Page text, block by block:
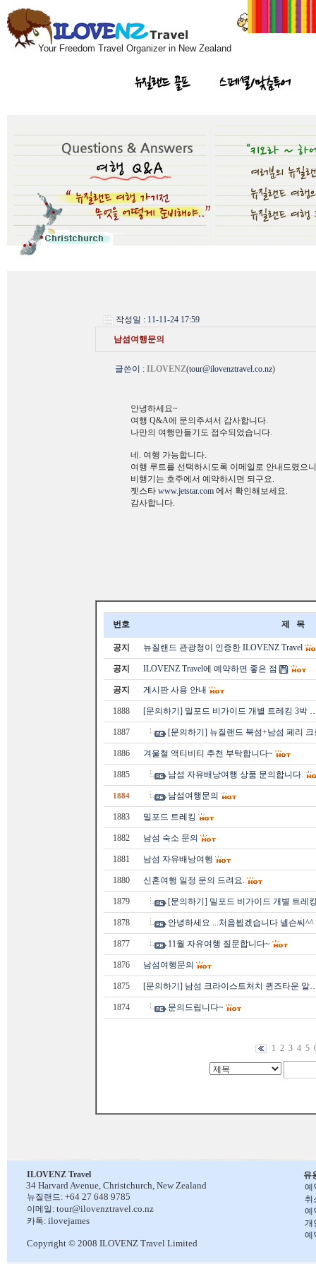
Your Freedom Travel Organizer in New Zealand
뉴질랜드 골프 스페셜/맞춤투어
작성일 : 11-11-24 17:59
남섬여행문의
글쓴이 : ILOVENZ(tour@ilovenztravel.co.nz)
안녕하세요~
여행 Q&A에 문의주셔서 감사합니다.
나만의 여행만들기도 접수되었습니다.
네. 여행 가능합니다.
여행 루트를 선택하시도록 이메일로 안내드렸으
비행기는 호주에서 예약하시면 되구요.
젯스타 www.jetstar.com 에서 확인해보세요.
감사합니다.
번호 제 목
공지 뉴질랜드 관광청이 인증한 ILOVENZ Travel
공지 ILOVENZ Travel에 예약하면 좋은 점
공지 게시판 사용 안내
1888 [문의하기] 밀포드 비가이드 개별 트레킹 3박
1887 [문의하기] 뉴질랜드 북섬+남섬 페리
1886 겨울철 액티비티 추천 부탁합니다~
1885 남섬 자유배낭여행 상품 문의합니다.
1884 남섬여행문의
1883 밀포드 트레킹
1882 남섬 숙소 문의
1881 남섬 자유배낭여행
1880 신혼여행 일정 문의 드려요.
1879 [문의하기] 밀포드 비가이드 개별 트레
1878 안녕하세요 ...처음뵙겠습니다 넬슨씨^^
1877 11월 자유여행 질문합니다~
1876 남섬여행문의
1875 [문의하기] 남섬 크라이스트처치 퀸즈타운 알
1874 문의드립니다~
1 2 3 4 5
유
예
취
예
개
예
ILOVENZ Travel
34 Harvard Avenue, Christchurch, New Zealand
뉴질랜드: +64 27 648 9785
이메일: tour@ilovenztravel.co.nz
카톡: ilovejames
Copyright © 2008 ILOVENZ Travel Limited